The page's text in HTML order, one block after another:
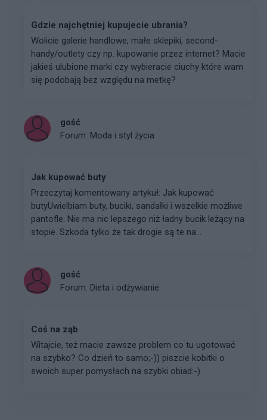
Gdzie najchętniej kupujecie ubrania?
Wolicie galerie handlowe, małe sklepiki, second-
handy/outlety czy np. kupowanie przez internet? Macie
jakieś ulubione marki czy wybieracie ciuchy które wam
się podobają bez względu na metkę?
gość
Forum: Moda i styl życia
Jak kupować buty
Przeczytaj komentowany artykuł: Jak kupować
butyUwielbiam buty, buciki, sandałki i wszelkie możliwe
pantofle. Nie ma nic lepszego niż ładny bucik leżący na
stopie. Szkoda tylko że tak drogie są te na...
gość
Forum: Dieta i odżywianie
Coś na ząb
Witajcie, też macie zawsze problem co tu ugotować
na szybko? Co dzień to samo;-)) piszcie kobitki o
swoich super pomysłach na szybki obiad:-)